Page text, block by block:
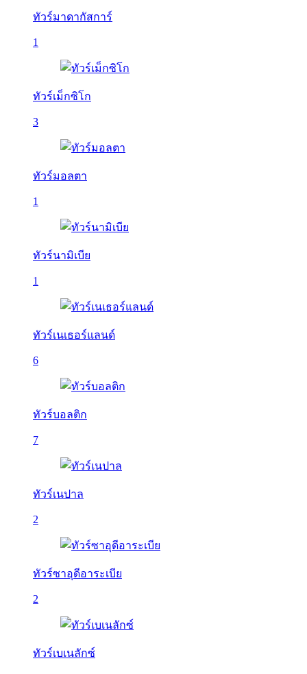
ทัวร์มาดากัสการ์
1
ทัวร์เม็กซิโก
3
ทัวร์มอลตา
1
ทัวร์นามิเบีย
1
ทัวร์เนเธอร์แลนด์
6
ทัวร์บอลติก
7
ทัวร์เนปาล
2
ทัวร์ซาอุดีอาระเบีย
2
ทัวร์เบเนลักซ์